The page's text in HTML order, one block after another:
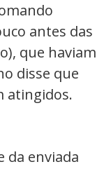
antes das
que haviam
disse que
atingidos.
da enviada